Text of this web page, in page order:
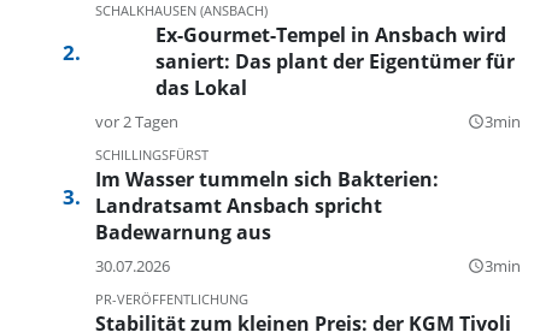
SCHALKHAUSEN (ANSBACH)
Ex-Gourmet-Tempel in Ansbach wird
saniert: Das plant der Eigentümer für
das Lokal
vor 2 Tagen query_builder3min
SCHILLINGSFÜRST
Im Wasser tummeln sich Bakterien:
Landratsamt Ansbach spricht
Badewarnung aus
30.07.2026 query_builder3min
PR-VERÖFFENTLICHUNG
Stabilität zum kleinen Preis: der KGM Tivoli